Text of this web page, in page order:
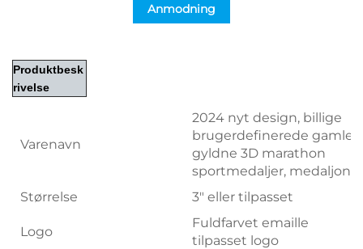
Anmodning
Produktbesk
rivelse
Varenavn
2024 nyt design, billige
brugerdefinerede gamle
gyldne 3D marathon
sportmedaljer, medaljon
Størrelse
3" eller tilpasset
Logo
Fuldfarvet emaille
tilpasset logo